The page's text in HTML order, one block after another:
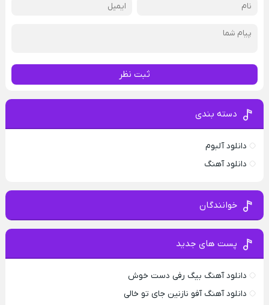
ثبت نظر
دسته بندی
دانلود آلبوم
دانلود آهنگ
خوانندگان
پست های جدید
دانلود آهنگ بیگ رفی دست خوش
دانلود آهنگ آفو نازنین جای تو خالی